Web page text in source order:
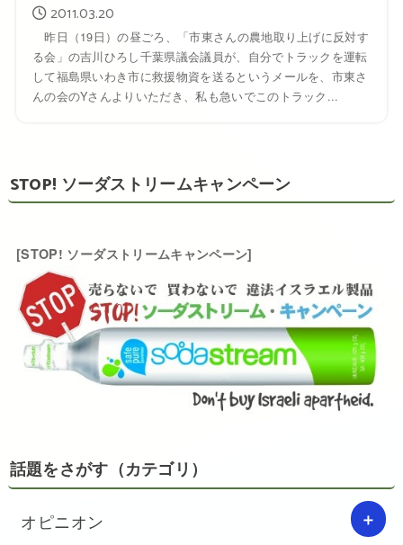
2011.03.20
昨日（19日）の昼ごろ、「市東さんの農地取り上げに反対す
る会」の吉川ひろし千葉県議会議員が、自分でトラックを運転
して福島県いわき市に救援物資を送るというメールを、市東さ
んの会のYさんよりいただき、私も急いでこのトラック...
STOP! ソーダストリームキャンペーン
[STOP! ソーダストリームキャンペーン]
話題をさがす（カテゴリ）
オピニオン